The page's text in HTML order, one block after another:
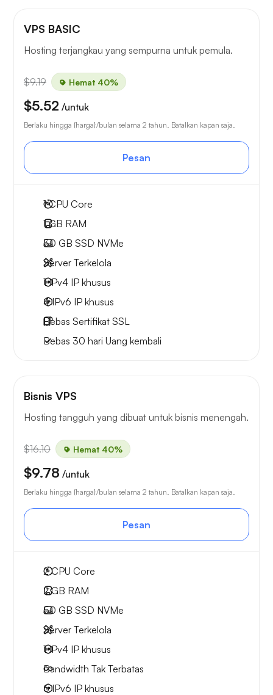
VPS BASIC
Hosting terjangkau yang sempurna untuk pemula.
$9.19 Hemat 40%
$5.52 /untuk
Berlaku hingga {harga}/bulan selama 2 tahun. Batalkan kapan saja.
Pesan
1CPU Core
1 GB RAM
30 GB SSD NVMe
Server Terkelola
1 IPv4 IP khusus
4 IPv6 IP khusus
Bebas Sertifikat SSL
Bebas 30 hari Uang kembali
Bisnis VPS
Hosting tangguh yang dibuat untuk bisnis menengah.
$16.10 Hemat 40%
$9.78 /untuk
Berlaku hingga {harga}/bulan selama 2 tahun. Batalkan kapan saja.
Pesan
2CPU Core
2 GB RAM
50 GB SSD NVMe
Server Terkelola
1 IPv4 IP khusus
Bandwidth Tak Terbatas
6 IPv6 IP khusus